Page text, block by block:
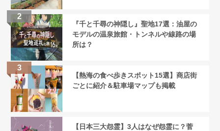
『千と千尋の神隠し』聖地17選：油屋の
モデルの温泉旅館・トンネルや線路の場
所は？
【熱海の食べ歩きスポット15選】商店街
ごとに紹介＆駐車場マップも掲載
【日本三大怨霊】3人はなぜ怨霊に？菅